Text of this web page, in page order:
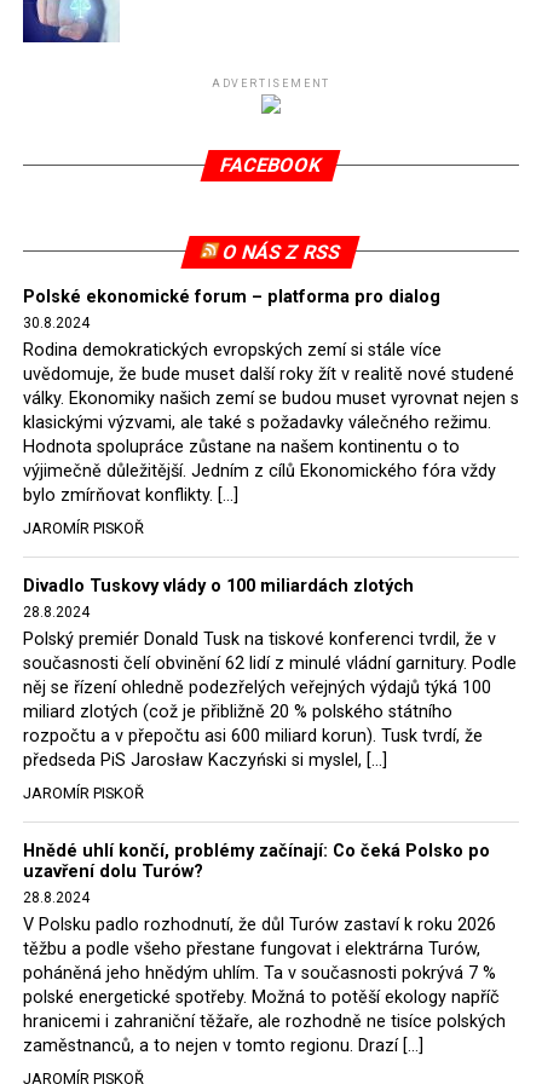
Připomeňme, že ukončení těžby hnědého uhlí pro
(SDEU) v souvislosti se stížnostmi českých samospráv
verdiktem španělské soudkyně Rosario Silva de Lapureta
tomuto rozhodnutí nevyhověla, proto na žádost
2022, než byl tento případ z důvodu uzavření dohody
Polska s Českou republikou o odstranění příčin sporu o
důl Turów vymazán z rejstříku tribunálu. Celkem si
Polsko nechalo z přiznaných evropských fondů odečíst
asi 70 milionů eur na pokutách a 45 milionů eur
zaplatilo jako odškodnění České republice – ale jak důl,
tak elektrárna nadále fungovaly. Už tehdy zástupci
tehdejší opozice a dnes vládnoucí koalice, jako
místopředseda Občanské platformy (PO) Rafał
Hołownia, přímo řekli, že by se polská vláda měla
tomuto rozhodnutí podřídit.
Rozhodnutí polského ministra spravedlnosti jistě potěší
německé, české a polské ekology, ale i těžaře. Je těžké si
představit, že by o takové věci rozhodoval sám ministr
Bodnar. Musel získat politický souhlas vládnoucí koalice.
Stále jsou totiž platné argumenty Morawieckého vlády,
že důl i elektrárna jsou – kromě zabezpečování cca 7 %
polského energetického mixu – klíčovými podniky, spolu
se svými dceřinými společnostmi zaměstnávají cca pět
tisíc lidí. Navíc s činností dolu a elektrárny nepřímo
souvisí dalších několik desítek tisíc pracovních míst v
regionu. Zelená politika ale opět zvítězila.
Rozhodnutí polského ministra spravedlnosti jistě potěší
německé, české a polské ekology, kteří žalobu u
ADVERTISEMENT
FACEBOOK
O NÁS Z RSS
Polské ekonomické forum – platforma pro dialog
30.8.2024
Rodina demokratických evropských zemí si stále více
uvědomuje, že bude muset další roky žít v realitě nové studené
války. Ekonomiky našich zemí se budou muset vyrovnat nejen s
klasickými výzvami, ale také s požadavky válečného režimu.
Hodnota spolupráce zůstane na našem kontinentu o to
výjimečně důležitější. Jedním z cílů Ekonomického fóra vždy
bylo zmírňovat konflikty. […]
JAROMÍR PISKOŘ
Divadlo Tuskovy vlády o 100 miliardách zlotých
28.8.2024
Polský premiér Donald Tusk na tiskové konferenci tvrdil, že v
současnosti čelí obvinění 62 lidí z minulé vládní garnitury. Podle
něj se řízení ohledně podezřelých veřejných výdajů týká 100
miliard zlotých (což je přibližně 20 % polského státního
rozpočtu a v přepočtu asi 600 miliard korun). Tusk tvrdí, že
předseda PiS Jarosław Kaczyński si myslel, […]
JAROMÍR PISKOŘ
Hnědé uhlí končí, problémy začínají: Co čeká Polsko po
uzavření dolu Turów?
28.8.2024
V Polsku padlo rozhodnutí, že důl Turów zastaví k roku 2026
těžbu a podle všeho přestane fungovat i elektrárna Turów,
poháněná jeho hnědým uhlím. Ta v současnosti pokrývá 7 %
polské energetické spotřeby. Možná to potěší ekology napříč
hranicemi i zahraniční těžaře, ale rozhodně ne tisíce polských
zaměstnanců, a to nejen v tomto regionu. Drazí […]
JAROMÍR PISKOŘ